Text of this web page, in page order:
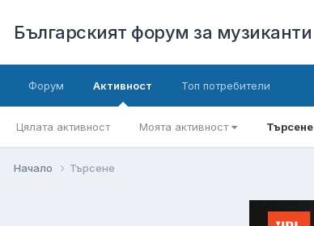
Българският форум за музиканти
Форум Активност
Цялата активност Моята активност Търсене
Топ потребители
Начало Търсене